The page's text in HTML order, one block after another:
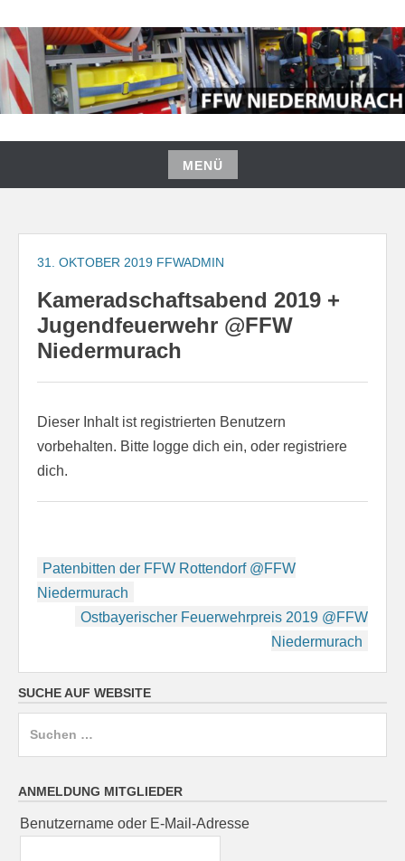
Inhalt
springen
FREIWILLIGE FEUERWEHR
NIEDERMURACH
MENÜ
Zum
springen
31. OKTOBER 2019 FFWADMIN
Kameradschaftsabend 2019 +
Jugendfeuerwehr @FFW
Niedermurach
Dieser Inhalt ist registrierten Benutzern
vorbehalten. Bitte logge dich ein, oder registriere
dich.
Beitragsnavigation
Patenbitten der FFW Rottendorf @FFW
Niedermurach
Ostbayerischer Feuerwehrpreis 2019 @FFW
Niedermurach
SUCHE AUF WEBSITE
ANMELDUNG MITGLIEDER
Benutzername oder E-Mail-Adresse